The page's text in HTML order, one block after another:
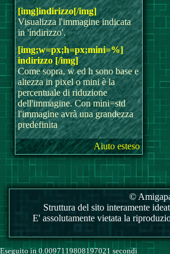
[img]indirizzo[/img]
Visualizza l'immagine indicata
in 'indirizzo'.
[img;w=px;h=px;mini=%]
indirizzo [/img]
Come sopra, w ed h sono base e
altezza in pixel o mini è la
percentuale di riduzione
dell'immagine. Con mini=std
l'immagine avrà una grandezza
predefinita
Aiuto esteso
©
Struttura del sito interamente
E' assolutamente vietata la
Eseguito in 0.0097119808197021 secondi